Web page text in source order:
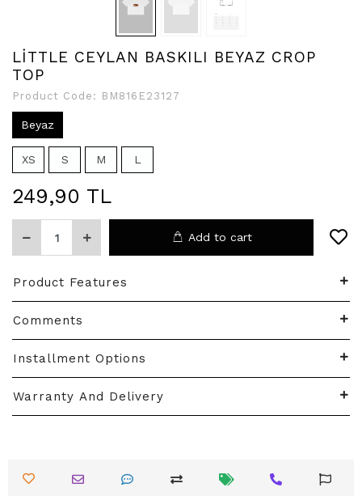
LİTTLE CEYLAN BASKILI BEYAZ CROP
TOP
Product Code: BM816E23127
Beyaz
XS S M L
249,90 TL
Add to cart
Product Features
Comments
Installment Options
Warranty And Delivery